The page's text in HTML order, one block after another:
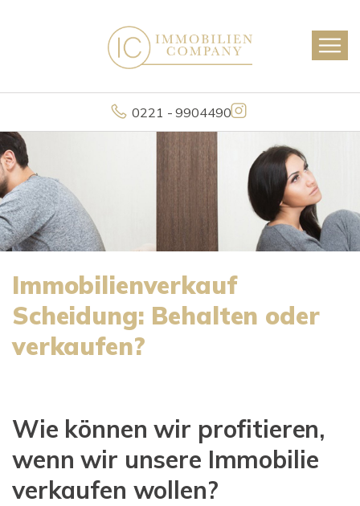
0221 - 9904490
Immobilienverkauf
Scheidung: Behalten oder
verkaufen?
Wie können wir profitieren,
wenn wir unsere Immobilie
verkaufen wollen?